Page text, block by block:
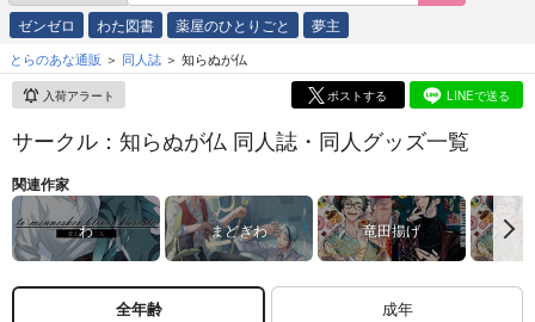
ゼンゼロ わた図書 薬屋のひとりごと 夢主
とらのあな通販 同人誌 知らぬが仏
入荷アラート ポストする LINEで送る
サークル：知らぬが仏 同人誌・同人グッズ一覧
関連作家
わ まどぎわ 竜田揚げ
全年齢 成年